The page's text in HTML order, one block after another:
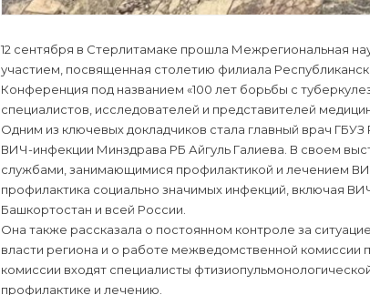
12 сентября в Стерлитамаке прошла Межрегиональная
участием, посвященная столетию филиала
Конференция под названием «100 лет борьбы с
специалистов, исследователей и представителей
Одним из ключевых докладчиков стала главный врач
ВИЧ-инфекции Минздрава РБ Айгуль Галиева. В своем
службами, занимающимися профилактикой и лечением
профилактика социально значимых инфекций, включая
Башкортостан и всей России.
Она также рассказала о постоянном контроле за
власти региона и о работе межведомственной комиссии
комиссии входят специалисты
профилактике и лечению.